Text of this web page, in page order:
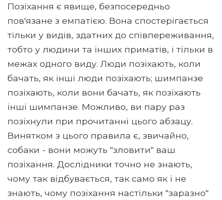
Позіхання є явище, безпосередньо
пов'язане з емпатією. Вона спостерігається
тільки у видів, здатних до співпереживання,
тобто у людини та інших приматів, і тільки в
межах одного виду. Люди позіхають, коли
бачать, як інші люди позіхають; шимпанзе
позіхають, коли вони бачать, як позіхають
інші шимпанзе. Можливо, ви пару раз
позіхнули при прочитанні цього абзацу.
Винятком з цього правила є, звичайно,
собаки - вони можуть "зловити" ваш
позіхання. Дослідники точно не знають,
чому так відбувається, так само як і не
знають, чому позіхання настільки "заразно"